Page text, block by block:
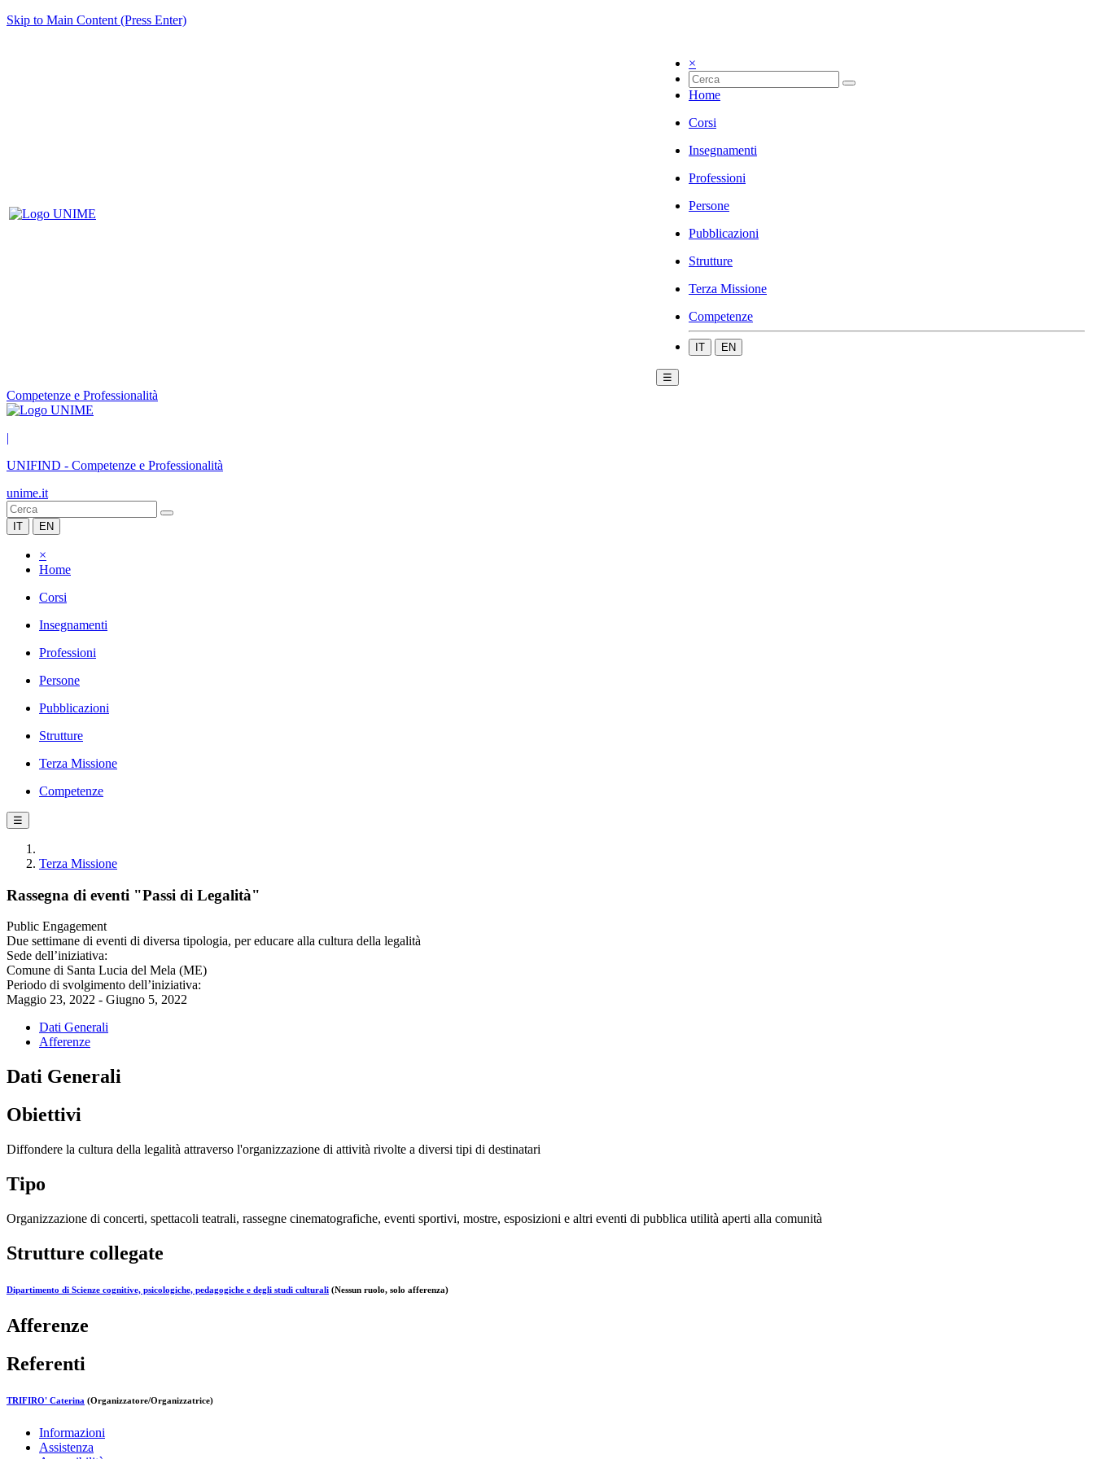
Skip to Main Content (Press Enter)
×
Home
Corsi
Insegnamenti
Professioni
Persone
Pubblicazioni
Strutture
Terza Missione
Competenze
IT EN
☰
Competenze e Professionalità
|
UNIFIND - Competenze e Professionalità
unime.it
IT EN
×
Home
Corsi
Insegnamenti
Professioni
Persone
Pubblicazioni
Strutture
Terza Missione
Competenze
☰
Terza Missione
Rassegna di eventi "Passi di Legalità"
Public Engagement
Due settimane di eventi di diversa tipologia, per educare alla cultura della legalità
Sede dell’iniziativa:
Comune di Santa Lucia del Mela (ME)
Periodo di svolgimento dell’iniziativa:
Maggio 23, 2022 - Giugno 5, 2022
Dati Generali
Afferenze
Dati Generali
Obiettivi
Diffondere la cultura della legalità attraverso l'organizzazione di attività rivolte a diversi tipi di destinatari
Tipo
Organizzazione di concerti, spettacoli teatrali, rassegne cinematografiche, eventi sportivi, mostre, esposizioni e altri eventi di pubblica utilità aperti alla comunità
Strutture collegate
Dipartimento di Scienze cognitive, psicologiche, pedagogiche e degli studi culturali (Nessun ruolo, solo afferenza)
Afferenze
Referenti
TRIFIRO' Caterina (Organizzatore/Organizzatrice)
Informazioni
Assistenza